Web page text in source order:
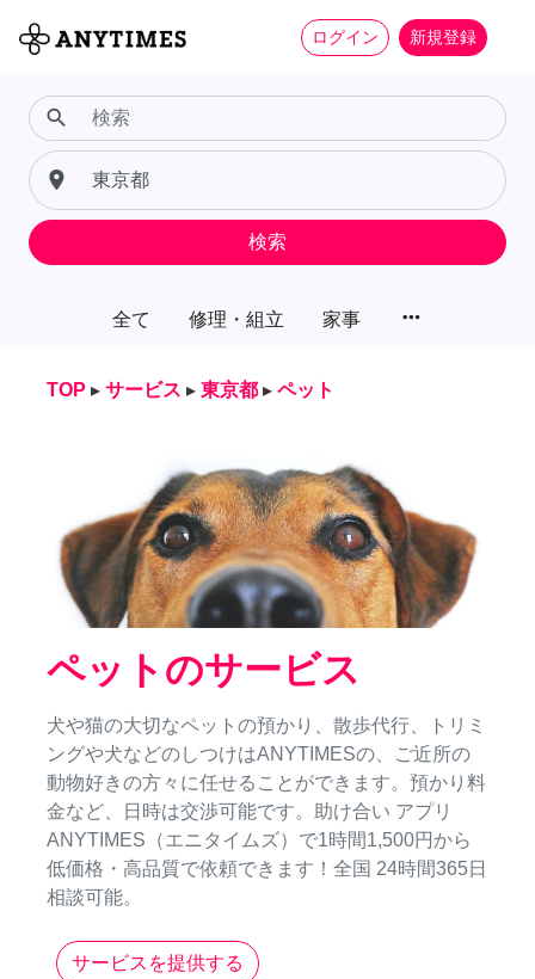
ログイン 新規登録
全て 修理・組立 家事 more_horiz
search
place
検索
TOP ▸ サービス ▸ 東京都 ▸ ペット
ペットのサービス
犬や猫の大切なペットの預かり、散歩代行、トリミ
ングや犬などのしつけはANYTIMESの、ご近所の
動物好きの方々に任せることができます。預かり料
金など、日時は交渉可能です。助け合い アプリ
ANYTIMES（エニタイムズ）で1時間1,500円から
低価格・高品質で依頼できます！全国 24時間365日
相談可能。
サービスを提供する